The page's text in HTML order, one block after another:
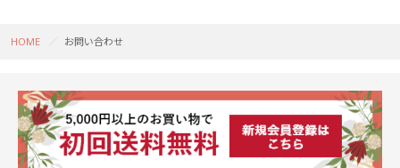
HOME お問い合わせ